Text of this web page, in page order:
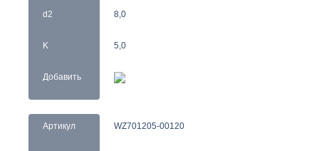
d2
K
Добавить
8,0
5,0
Артикул WZ701205-00120